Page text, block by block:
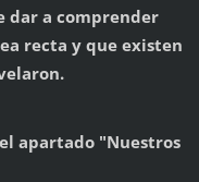
dar a comprender
recta y que existen
apartado "Nuestros